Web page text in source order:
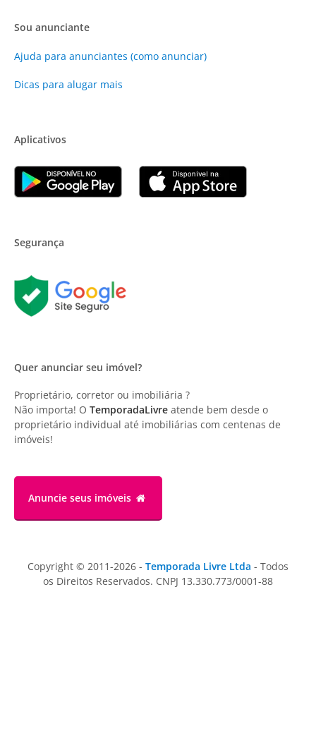
Sou anunciante
Ajuda para anunciantes (como anunciar)
Dicas para alugar mais
Aplicativos
Segurança
Quer anunciar seu imóvel?
Proprietário, corretor ou imobiliária ?
Não importa! O TemporadaLivre atende bem desde o
proprietário individual até imobiliárias com centenas de
imóveis!
Anuncie seus imóveis
Copyright © 2011-2026 - Temporada Livre Ltda - Todos
os Direitos Reservados. CNPJ 13.330.773/0001-88